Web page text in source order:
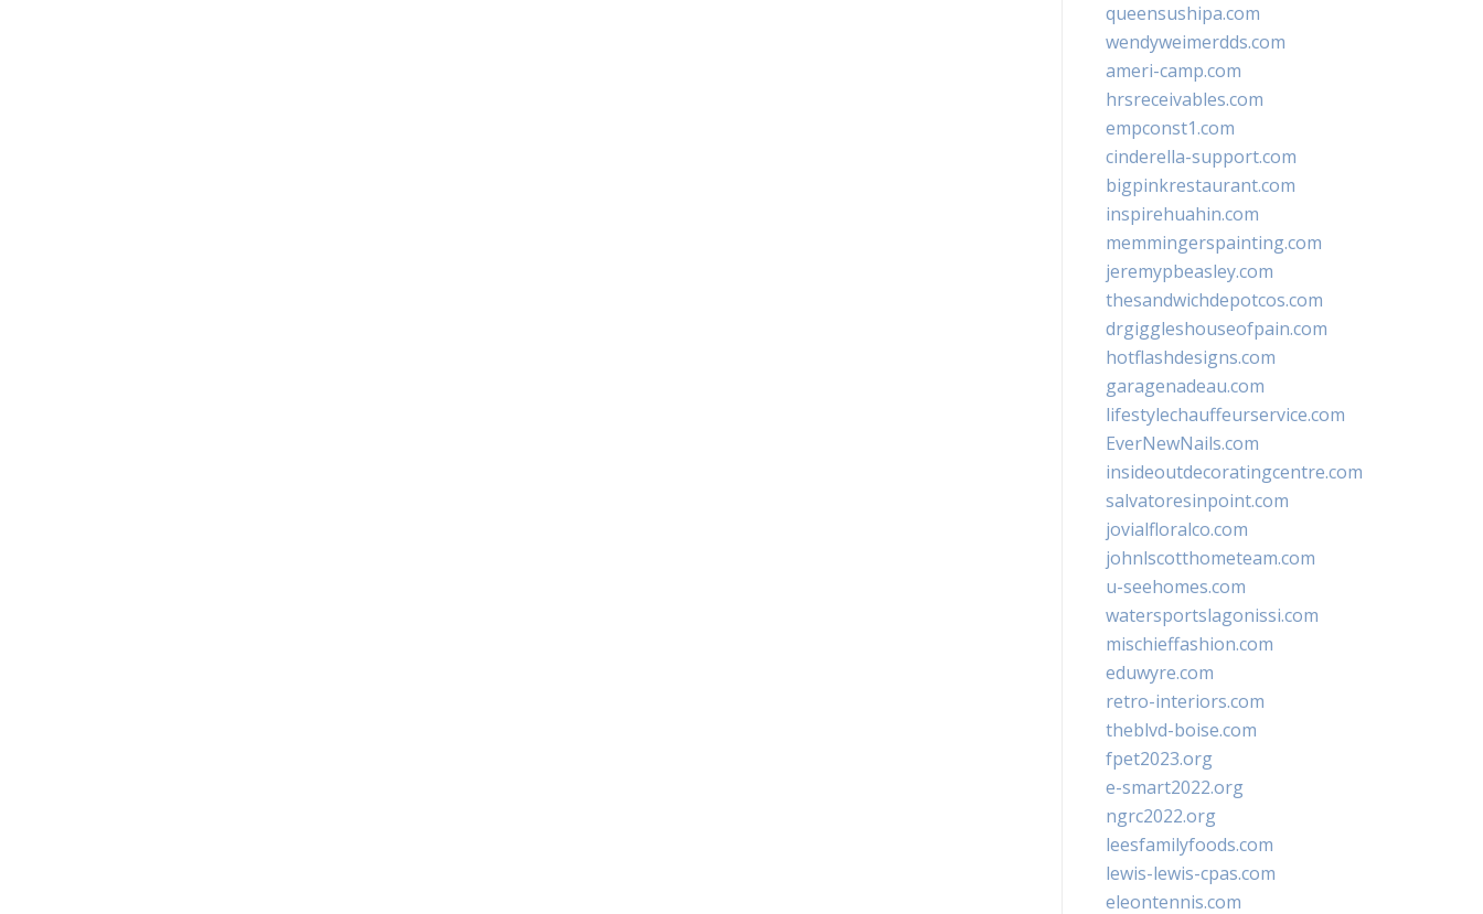
queensushipa.com
wendyweimerdds.com
ameri-camp.com
hrsreceivables.com
empconst1.com
cinderella-support.com
bigpinkrestaurant.com
inspirehuahin.com
memmingerspainting.com
jeremypbeasley.com
thesandwichdepotcos.com
drgiggleshouseofpain.com
hotflashdesigns.com
garagenadeau.com
lifestylechauffeurservice.com
EverNewNails.com
insideoutdecoratingcentre.com
salvatoresinpoint.com
jovialfloralco.com
johnlscotthometeam.com
u-seehomes.com
watersportslagonissi.com
mischieffashion.com
eduwyre.com
retro-interiors.com
theblvd-boise.com
fpet2023.org
e-smart2022.org
ngrc2022.org
leesfamilyfoods.com
lewis-lewis-cpas.com
eleontennis.com